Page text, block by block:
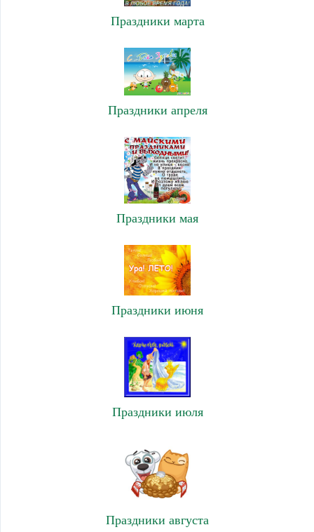
Праздники марта
Праздники апреля
Праздники мая
Праздники июня
Праздники июля
Праздники августа